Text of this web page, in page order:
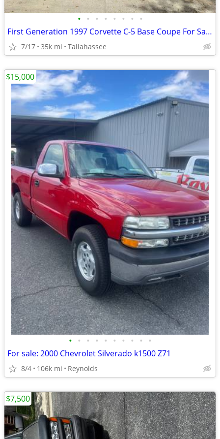
• • • • • • • •
First Generation 1997 Corvette C-5 Base Coupe For Sale by Owner
7/17 35k mi Tallahassee
• • • • • • • • • •
For sale: 2000 Chevrolet Silverado k1500 Z71
8/4 106k mi Reynolds
$15,000
$7,500